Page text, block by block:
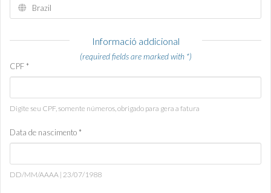
Informació addicional
(required fields are marked with *)
CPF *
Digite seu CPF, somente números, obrigado para gera a fatura
Data de nascimento *
DD/MM/AAAA | 23/07/1988